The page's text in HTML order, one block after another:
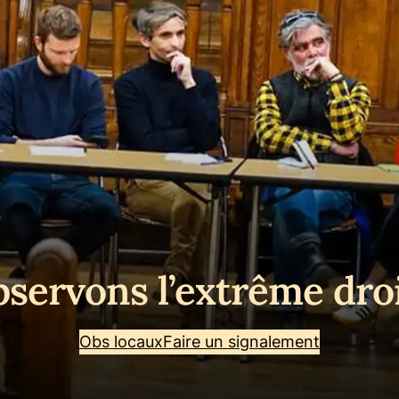
l’extrême
Obs locauxFaire un signalement